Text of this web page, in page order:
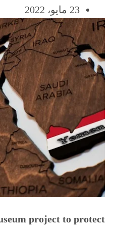
23 مايو، 2022
project to protect